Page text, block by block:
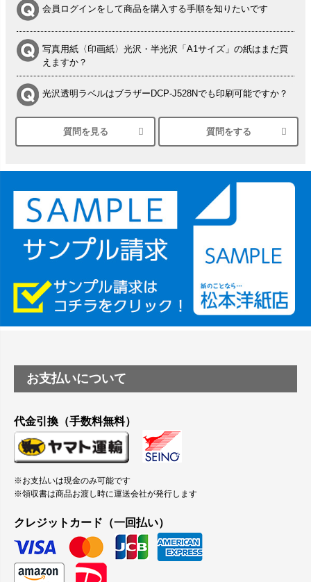
会員ログインをして商品を購入する手順を知りたいです
写真用紙〈印画紙〉光沢・半光沢「A1サイズ」の紙はまだ買
えますか？
光沢透明ラベルはブラザーDCP-J528Nでも印刷可能ですか？
シルバーペーパーにEPSON EP-30VAで印刷するときの設定
は？
ーSC-P8050に対応してますか
塩ビのロール紙で離型紙が透明の商品はありますか
つや消し半透明ラベルのロールタイプはありますか？
縦420mm×横650mmの包装紙に適した紙はありますか？
質問を見る 質問をする
お支払いについて
代金引換（手数料無料）
※お支払いは現金のみ可能です
※領収書は商品お渡し時に運送会社が発行します
クレジットカード（一回払い）